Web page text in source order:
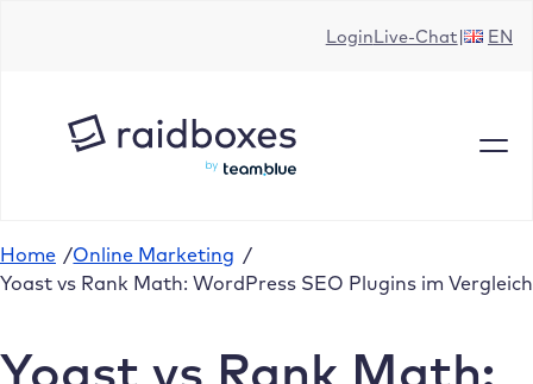
LoginLive-Chat EN
Home /Online Marketing /
Yoast vs Rank Math: WordPress SEO Plugins im Vergleich